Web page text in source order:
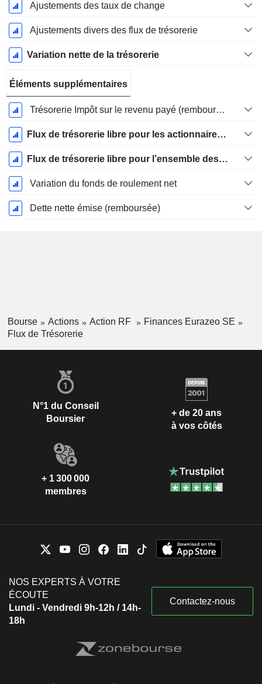
Ajustements des taux de change
Ajustements divers des flux de trésorerie
Variation nette de la trésorerie
Éléments supplémentaires
Trésorerie Impôt sur le revenu payé (remboursement)Impôt effectivement payé (remboursé) sur l’exercice
Flux de trésorerie libre pour les actionnaires FCFE
Flux de trésorerie libre pour l’ensemble des pourvoyeurs de fonds (créanciers et actionnaires) FCFF
Variation du fonds de roulement net
Dette nette émise (remboursée)
Bourse Actions Action RF
Finances Eurazeo SE
Flux de Trésorerie
N°1 du Conseil
Boursier
+ de 20 ans
à vos côtés
+ 1 300 000
membres
NOS EXPERTS À VOTRE
ÉCOUTE
Lundi - Vendredi 9h-12h / 14h-
18h
Contactez-nous